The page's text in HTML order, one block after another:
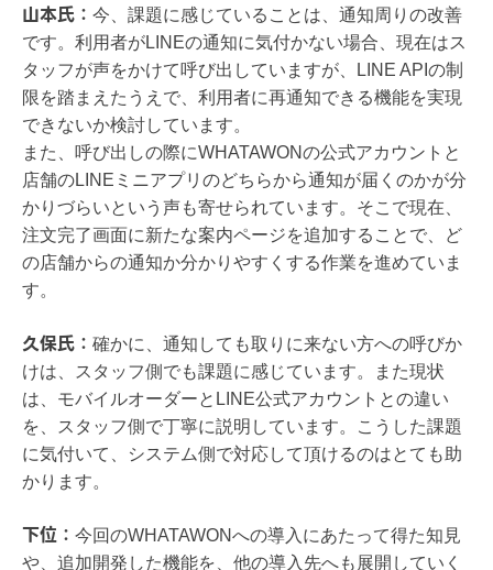
山本氏： 今、課題に感じていることは、通知周りの改善
です。利用者がLINEの通知に気付かない場合、現在はス
タッフが声をかけて呼び出していますが、LINE APIの制
限を踏まえたうえで、利用者に再通知できる機能を実現
できないか検討しています。
また、呼び出しの際にWHATAWONの公式アカウントと
店舗のLINEミニアプリのどちらから通知が届くのかが分
かりづらいという声も寄せられています。そこで現在、
注文完了画面に新たな案内ページを追加することで、ど
の店舗からの通知か分かりやすくする作業を進めていま
す。
久保氏： 確かに、通知しても取りに来ない方への呼びか
けは、スタッフ側でも課題に感じています。また現状
は、モバイルオーダーとLINE公式アカウントとの違い
を、スタッフ側で丁寧に説明しています。こうした課題
に気付いて、システム側で対応して頂けるのはとても助
かります。
下位： 今回のWHATAWONへの導入にあたって得た知見
や、追加開発した機能を、他の導入先へも展開していく